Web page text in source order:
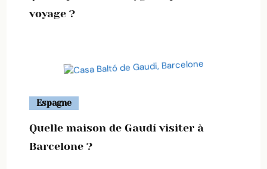
voyage ?
Espagne
Quelle maison de Gaudí visiter à
Barcelone ?